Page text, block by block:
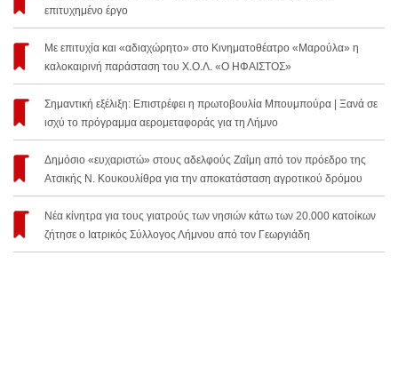
επιτυχημένο έργο
Με επιτυχία και «αδιαχώρητο» στο Κινηματοθέατρο «Μαρούλα» η
καλοκαιρινή παράσταση του Χ.Ο.Λ. «Ο ΗΦΑΙΣΤΟΣ»
Σημαντική εξέλιξη: Επιστρέφει η πρωτοβουλία Μπουμπούρα | Ξανά σε
ισχύ το πρόγραμμα αερομεταφοράς για τη Λήμνο
Δημόσιο «ευχαριστώ» στους αδελφούς Ζαΐμη από τον πρόεδρο της
Ατσικής Ν. Κουκουλίθρα για την αποκατάσταση αγροτικού δρόμου
Νέα κίνητρα για τους γιατρούς των νησιών κάτω των 20.000 κατοίκων
ζήτησε ο Ιατρικός Σύλλογος Λήμνου από τον Γεωργιάδη